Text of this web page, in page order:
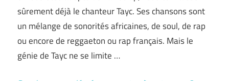
sûrement déjà le chanteur Tayc. Ses chansons sont
un mélange de sonorités africaines, de soul, de rap
ou encore de reggaeton ou rap français. Mais le
génie de Tayc ne se limite …